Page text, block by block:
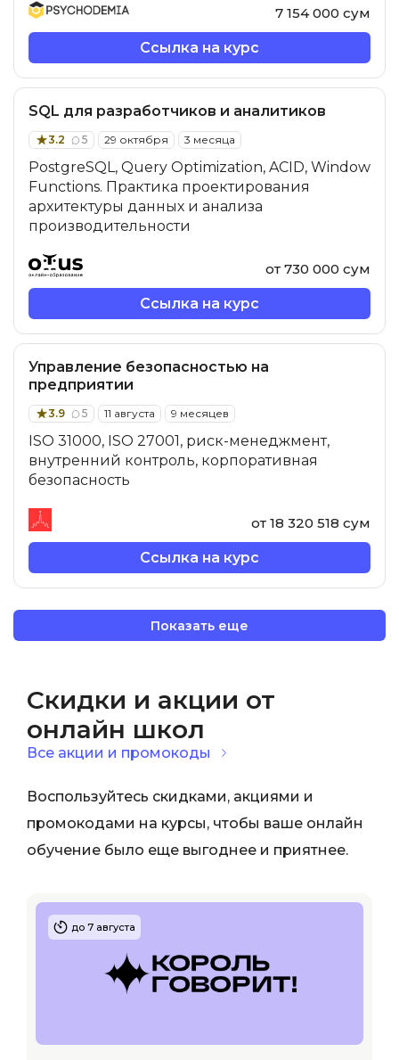
Ссылка на курс
7 154 000 сум
SQL для разработчиков и аналитиков
3.2 5 29 октября 3 месяца
PostgreSQL, Query Optimization, ACID, Window
Functions. Практика проектирования
архитектуры данных и анализа
производительности
Ссылка на курс
от 730 000 сум
Управление безопасностью на
предприятии
3.9 5 11 августа 9 месяцев
ISO 31000, ISO 27001, риск-менеджмент,
внутренний контроль, корпоративная
безопасность
Ссылка на курс
от 18 320 518 сум
Показать еще
Скидки и акции от
онлайн школ
Все акции и промокоды
Воспользуйтесь скидками, акциями и
промокодами на курсы, чтобы ваше онлайн
обучение было еще выгоднее и приятнее.
до 7 августа